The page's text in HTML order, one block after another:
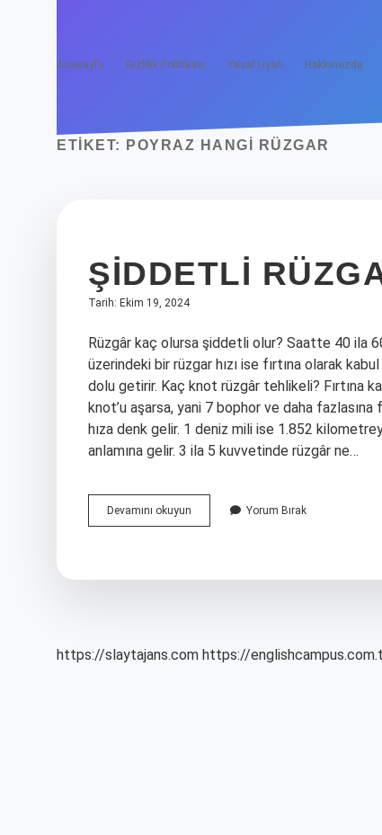
Anasayfa Gizlilik Politikası Yasal Uyarı Hakkımızda
ETIKET: POYRAZ HANGI RÜZGAR
ŞIDDETLI
Tarih: Ekim 19, 2024
Rüzgâr kaç olursa şiddetli olur? Saatte 40 ila
üzerindeki bir rüzgar hızı ise fırtına olarak
dolu getirir. Kaç knot rüzgâr tehlikeli? Fırtına
knot’u aşarsa, yani 7 bophor ve daha
hıza denk gelir. 1 deniz mili ise 1.852
anlamına gelir. 3 ila 5 kuvvetinde rüzgâr ne…
Devamını okuyun
Rüzgar
Yorum Bırak
https://slaytajans.com https://